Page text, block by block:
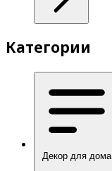
Категории
Декор для дома